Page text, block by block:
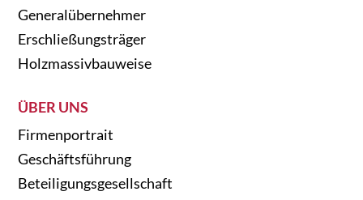
Generalübernehmer
Erschließungsträger
Holzmassivbauweise
ÜBER UNS
Firmenportrait
Geschäftsführung
Beteiligungsgesellschaft